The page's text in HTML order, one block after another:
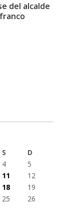
del alcalde
S
D
4
5
11
12
18
19
25
26